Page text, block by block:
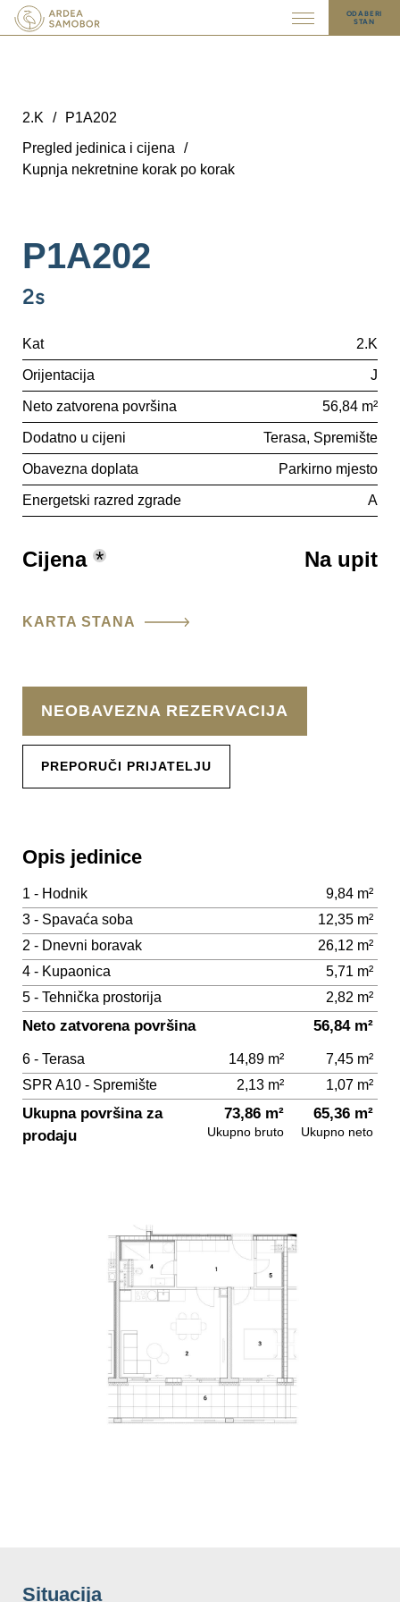
2.K /
P1A202
Pregled jedinica i cijena
/
Kupnja nekretnine korak po korak
P1A202
2s
Kat 2.K
Orijentacija J
Neto zatvorena površina 56,84 m²
Dodatno u cijeni Terasa Spremište
Obavezna doplata Parkirno mjesto
Energetski razred zgrade A
Cijena * Na upit
KARTA STANA
NEOBAVEZNA REZERVACIJA
PREPORUČI PRIJATELJU
Opis jedinice
1 - Hodnik
9,84 m²
3 - Spavaća soba
12,35 m²
2 - Dnevni boravak
26,12 m²
4 - Kupaonica
5,71 m²
5 - Tehnička prostorija
2,82 m²
Neto zatvorena površina 56,84 m²
6 - Terasa 14,89 m²
7,45 m²
SPR A10 - Spremište
2,13 m² 1,07 m²
Ukupna površina za
prodaju
73,86 m²
Ukupno bruto
65,36 m²
Ukupno neto
Situacija
ODABERI
STAN